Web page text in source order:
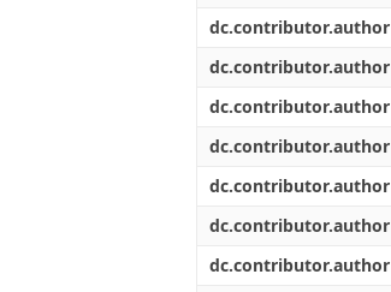
dc.contributor.author
dc.contributor.author
dc.contributor.author
dc.contributor.author
dc.contributor.author
dc.contributor.author
dc.contributor.author